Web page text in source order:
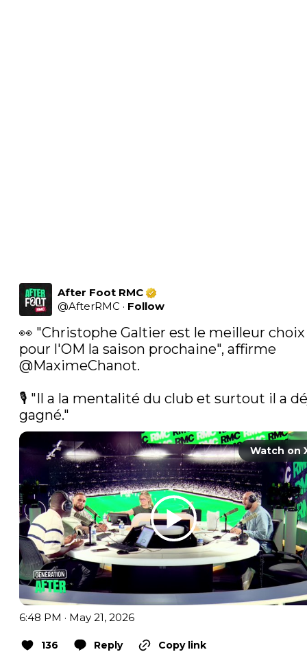
After Foot RMC
@AfterRMC · Follow
👀 "Christophe Galtier est le meilleur choix
@MaximeChanot.
🎙️ "Il a la mentalité du club et surtout il a
gagné."
Watch on
6:48 PM · May 21, 2026
136 Reply
Copy link